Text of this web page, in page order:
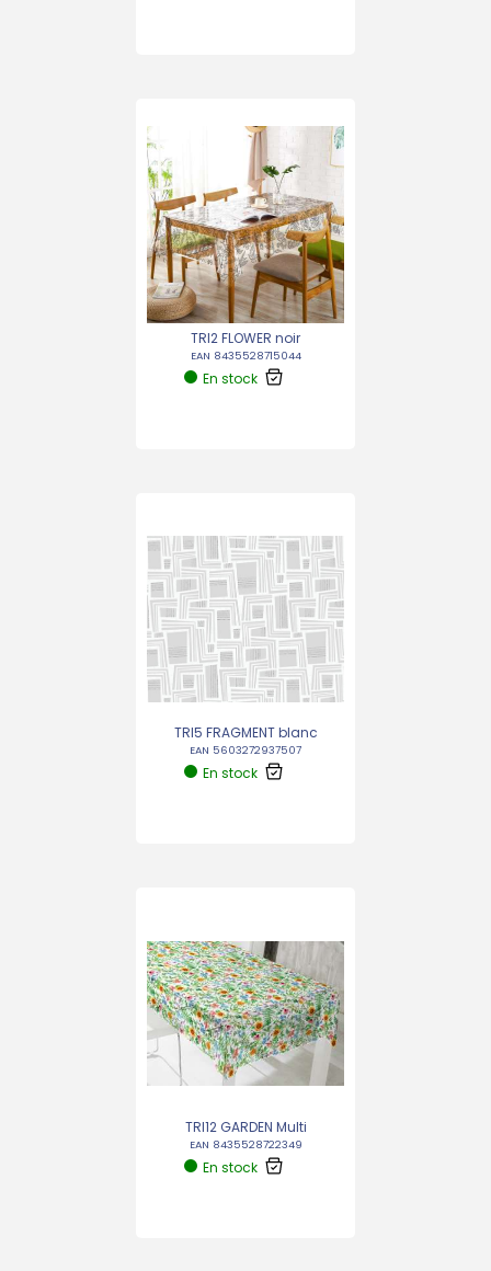
TRI2 FLOWER noir
EAN 8435528715044
En stock
TRI5 FRAGMENT blanc
EAN 5603272937507
En stock
TRI12 GARDEN Multi
EAN 8435528722349
En stock